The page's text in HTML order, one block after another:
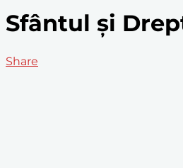
Sfântul și
Share